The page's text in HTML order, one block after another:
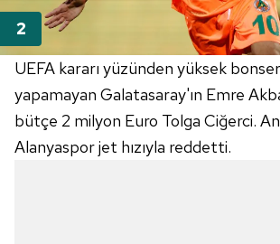
UEFA kararı yüzünden yüksek
yapamayan Galatasaray'ın Emre
bütçe 2 milyon Euro Tolga Ciğerci.
Alanyaspor jet hızıyla reddetti.